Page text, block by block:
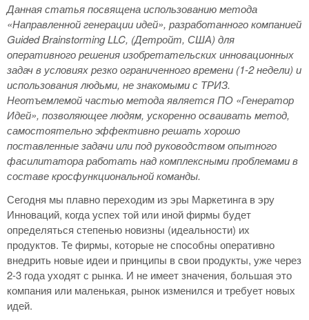
Данная статья посвящена использованию метода
«Направленной генерации идей», разработанного компанией
Guided Brainstorming LLC, (Детройт, США) для
оперативного решения изобретательских инновационных
задач в условиях резко ограниченного времени (1-2 недели) и
использования людьми, не знакомыми с ТРИЗ.
Неотъемлемой частью метода является ПО «Генератор
Идей», позволяющее людям, ускоренно осваивать метод,
самостоятельно эффективно решать хорошо
поставленные задачи или под руководством опытного
фасилитатора работать над комплексными проблемами в
составе кросфункциональной команды.
Сегодня мы плавно переходим из эры Маркетинга в эру
Инноваций, когда успех той или иной фирмы будет
определяться степенью новизны (идеальности) их
продуктов. Те фирмы, которые не способны оперативно
внедрить новые идеи и принципы в свои продукты, уже через
2-3 года уходят с рынка. И не имеет значения, большая это
компания или маленькая, рынок изменился и требует новых
идей.